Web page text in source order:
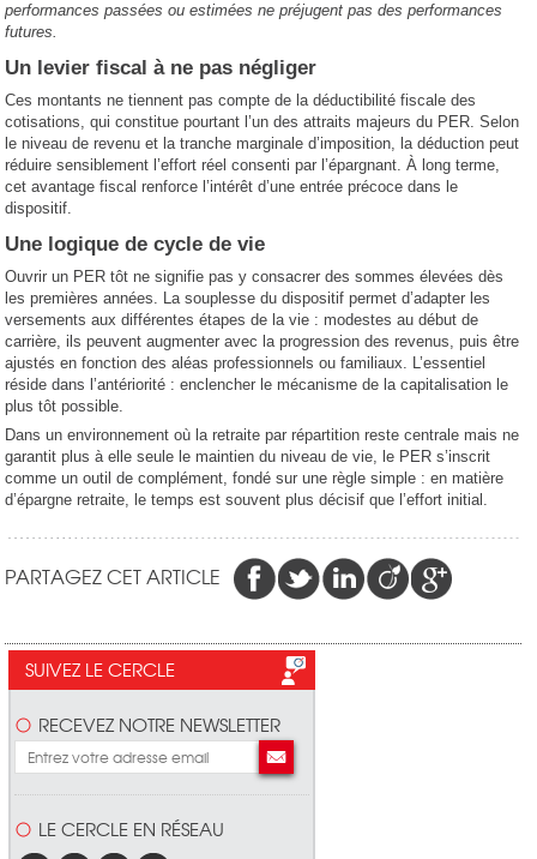
performances passées ou estimées ne préjugent pas des performances
futures.
Un levier fiscal à ne pas négliger
Ces montants ne tiennent pas compte de la déductibilité fiscale des
cotisations, qui constitue pourtant l’un des attraits majeurs du PER. Selon
le niveau de revenu et la tranche marginale d’imposition, la déduction peut
réduire sensiblement l’effort réel consenti par l’épargnant. À long terme,
cet avantage fiscal renforce l’intérêt d’une entrée précoce dans le
dispositif.
Une logique de cycle de vie
Ouvrir un PER tôt ne signifie pas y consacrer des sommes élevées dès
les premières années. La souplesse du dispositif permet d’adapter les
versements aux différentes étapes de la vie : modestes au début de
carrière, ils peuvent augmenter avec la progression des revenus, puis être
ajustés en fonction des aléas professionnels ou familiaux. L’essentiel
réside dans l’antériorité : enclencher le mécanisme de la capitalisation le
plus tôt possible.
Dans un environnement où la retraite par répartition reste centrale mais ne
garantit plus à elle seule le maintien du niveau de vie, le PER s’inscrit
comme un outil de complément, fondé sur une règle simple : en matière
d’épargne retraite, le temps est souvent plus décisif que l’effort initial.
PARTAGEZ CET ARTICLE
SUIVEZ LE CERCLE
RECEVEZ NOTRE NEWSLETTER
LE CERCLE EN RÉSEAU